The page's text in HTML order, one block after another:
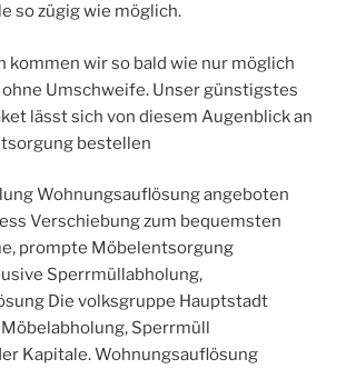
so zügig wie möglich.
kommen wir so bald wie nur möglich
Umschweife. Unser günstigstes
lässt sich von diesem Augenblick an
bestellen
Wohnungsauflösung angeboten
Verschiebung zum bequemsten
prompte Möbelentsorgung
Sperrmüllabholung,
Die volksgruppe Hauptstadt
Sperrmüll
Kapitale. Wohnungsauflösung